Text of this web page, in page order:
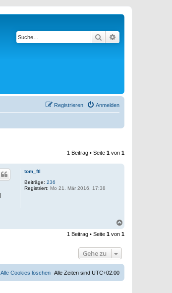
Suche
Anmelden
Registrieren
1 Beitrag • Seite 1 von 1
tom_ftl
Beiträge: 236
Registriert: Mo 21. Mär 2016, 17:38
c
1 Beitrag • Seite 1 von 1
Gehe zu
Alle Zeiten sind UTC+02:00
Alle Cookies löschen